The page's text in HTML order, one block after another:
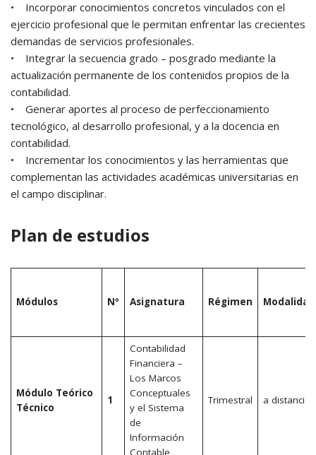
• Incorporar conocimientos concretos vinculados con el
ejercicio profesional que le permitan enfrentar las crecientes
demandas de servicios profesionales.
• Integrar la secuencia grado – posgrado mediante la
actualización permanente de los contenidos propios de la
contabilidad.
• Generar aportes al proceso de perfeccionamiento
tecnológico, al desarrollo profesional, y a la docencia en
contabilidad.
• Incrementar los conocimientos y las herramientas que
complementan las actividades académicas universitarias en
el campo disciplinar.
Plan de estudios
Módulos Nº Asignatura Régimen Modalidad
Módulo Teórico
Técnico
1
Contabilidad
Financiera –
Los Marcos
Conceptuales
y el Sistema
de
Información
Contable
Trimestral a distancia